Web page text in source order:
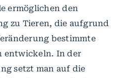
ermöglichen den
zu Tieren, die aufgrund
bestimmte
entwickeln. In der
setzt man auf die